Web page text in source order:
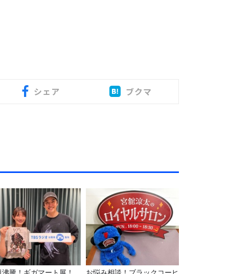
シェア ブクマ